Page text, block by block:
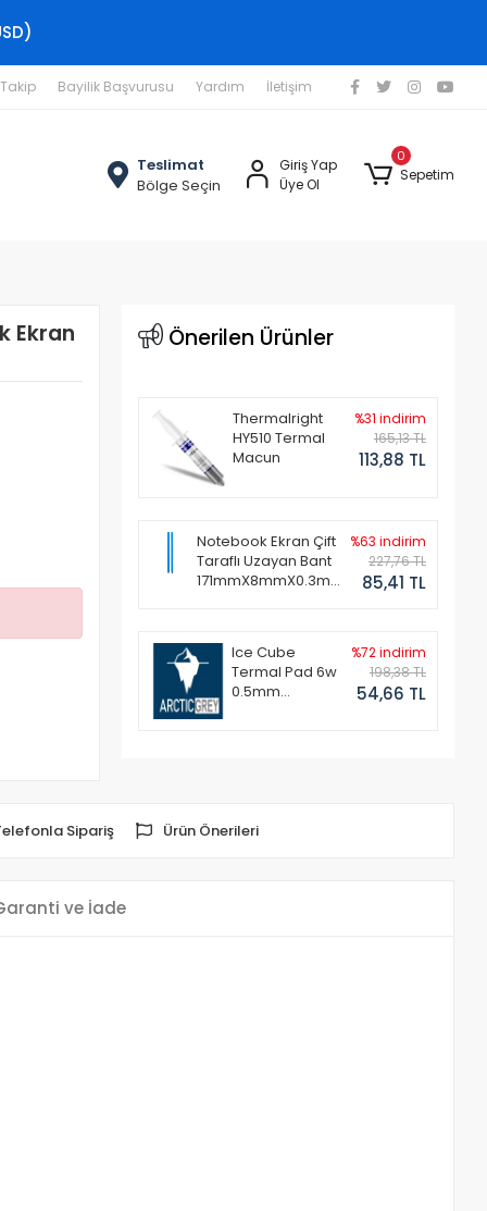
Bayilik Başvurusu Yardım İletişim
Teslimat
Bölge Seçin
Giriş Yap
Üye Ol
0
Sepetim
Ekran
Önerilen Ürünler
Thermalright
HY510 Termal
Macun
%31 indirim
165,13 TL
113,88 TL
Notebook Ekran Çift
Taraflı Uzayan Bant
171mmX8mmX0.3mm
%63 indirim
227,76 TL
85,41 TL
Ice Cube
Termal Pad 6w
0.5mm
%72 indirim
198,38 TL
54,66 TL
Sipariş Ürün Önerileri
ve İade